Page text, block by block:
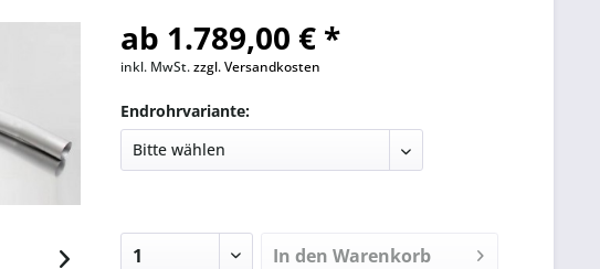
ab 1.789,00 € *
inkl. MwSt.zzgl. Versandkosten
Endrohrvariante:
In den Warenkorb